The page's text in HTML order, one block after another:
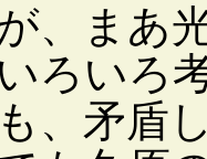
、まあ
ろいろ
、矛盾